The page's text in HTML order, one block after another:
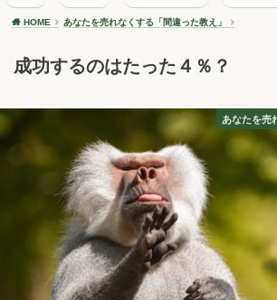
HOME あなたを売れなくする「間違った教え」
成功するのはたった４％？
あなたを売